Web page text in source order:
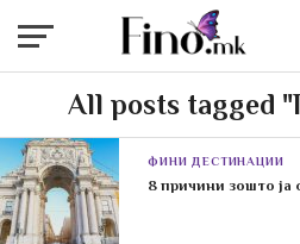
All posts tagged
ФИНИ ДЕСТИНАЦИИ
8 причини зошто